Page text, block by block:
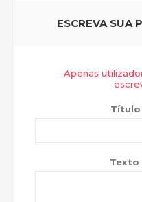
ESCREVA SUA
Apenas
Título
Texto